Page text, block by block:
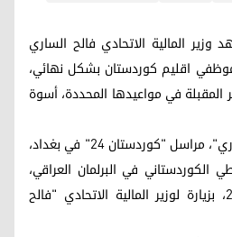
24)- تعهد وزير المالية الاتحادي فالح الساري
اقلیم کوردستان بشكل نهائي،
في مواعيدها المحددة، أسوة
وفقاً لمعلومات "شيفان جباري"، مراسل "كوردستان 24" في بغداد،
الكوردستاني في البرلمان العراقي،
اليوم الأحد 7 حزيران 2026، بزيارة لوزير المالية الاتحادي "فالح